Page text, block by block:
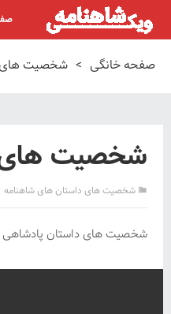
صفحه خانگی > شخصیت های
شخصیت های
شخصیت های داستان های شاهنامه
شخصیت های داستان پادشاهی